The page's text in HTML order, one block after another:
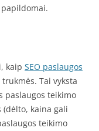
kaip SEO paslaugos
Tai vyksta
paslaugos teikimo
kaina gali
teikimo